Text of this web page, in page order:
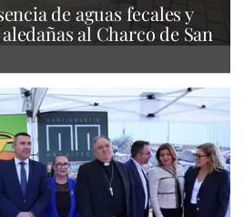
de aguas fecales y
al Charco de San